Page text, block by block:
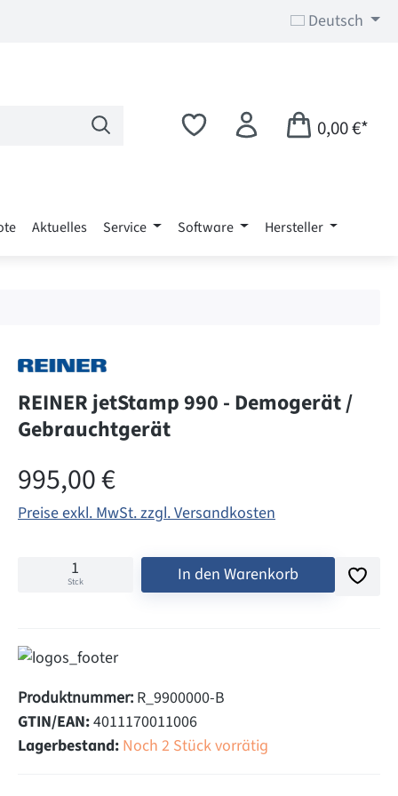
Deutsch
0,00 €*
Aktuelles Service Software Hersteller
REINER jetStamp 990 - Demogerät /
Gebrauchtgerät
Regulärer Preis:
995,00 €
Preise exkl. MwSt. zzgl. Versandkosten
Stck In den Warenkorb
Produktnummer: R_9900000-B
GTIN/EAN:4011170011006
Lagerbestand: Noch 2 Stück vorrätig